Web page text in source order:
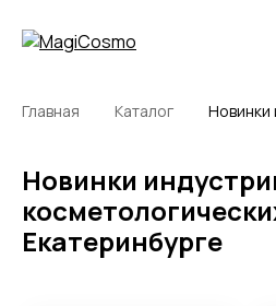
Главная Каталог Новинки
Новинки
Екатеринбурге